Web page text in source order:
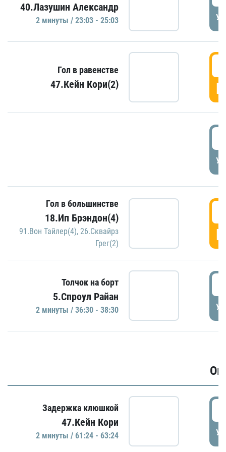
40.Лазушин Александр
2 минуты / 23:03 - 25:03
Гол в равенстве
47.Кейн Кори(2)
Гол в большинстве
18.Ип Брэндон(4)
91.Вон Тайлер(4), 26.Сквайрз
Грег(2)
Толчок на борт
5.Спроул Райан
2 минуты / 36:30 - 38:30
Задержка клюшкой
47.Кейн Кори
2 минуты / 61:24 - 63:24